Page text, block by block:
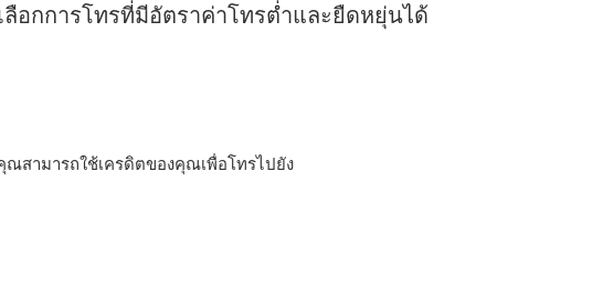
อกการโทรที่มีอัตราค่าโทรต่ำและยืดหยุ่นได้
ณสามารถใช้เครดิตของคุณเพื่อโทรไปยัง